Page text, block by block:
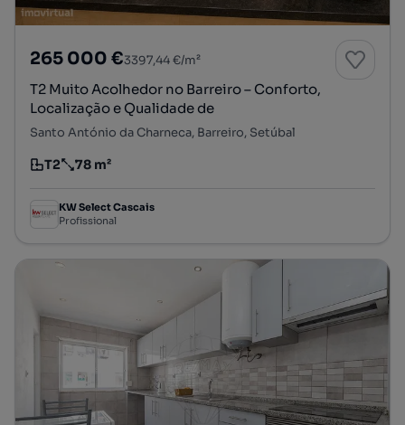
265 000 €3397,44 €/m²
T2 Muito Acolhedor no Barreiro – Conforto,
Localização e Qualidade de
Santo António da Charneca, Barreiro, Setúbal
Tipologia
T2
Preço por metro quadrado
78 m²
KW Select Cascais
Profissional